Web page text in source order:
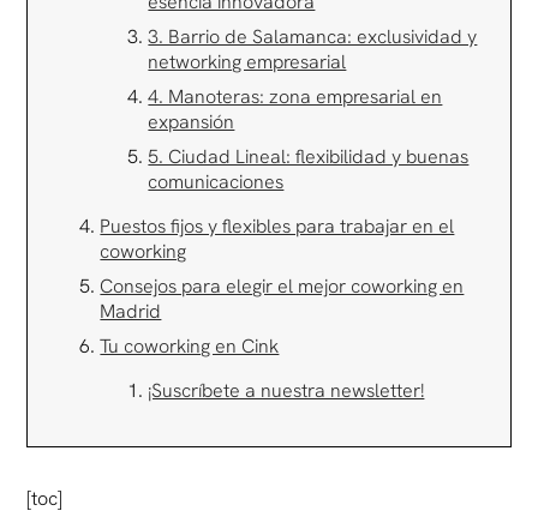
3. Barrio de Salamanca: exclusividad y
networking empresarial
4. Manoteras: zona empresarial en
expansión
5. Ciudad Lineal: flexibilidad y buenas
comunicaciones
Puestos fijos y flexibles para trabajar en el
coworking
Consejos para elegir el mejor coworking en
Madrid
Tu coworking en Cink
¡Suscríbete a nuestra newsletter!
[toc]